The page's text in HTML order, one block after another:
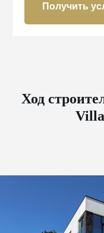
Получить
Ход